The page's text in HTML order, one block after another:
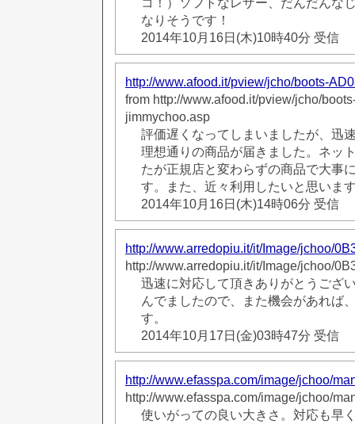
なりそうです！
2014年10月16日(木)10時40分 受信
http://www.afood.it/pview/jcho/boots-
from http://www.afood.it/pview/jcho/
jimmychoo.asp
評価遅くなってしまいましたが、迅
理想通りの商品が届きました。ネッ
たが正規店と変わらずの商品で大事
す。また、近々利用したいと思いま
2014年10月16日(木)14時06分 受信
http://www.arredopiu.it/it/Image/jchoo/
http://www.arredopiu.it/it/Image/jchoo/
迅速に対応して頂きありがとうござ
んでましたので、また機会があれば
す。
2014年10月17日(金)03時47分 受信
http://www.efasspa.com/image/jchoo/
http://www.efasspa.com/image/jchoo/
使いがっての良い大きさ。対応も早